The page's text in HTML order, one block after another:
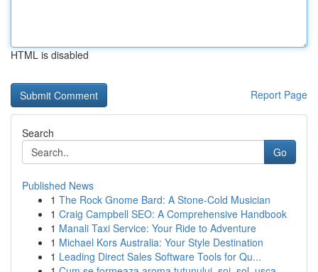
HTML is disabled
Report Page
Search
Go
Published News
1 The Rock Gnome Bard: A Stone-Cold Musician
1 Craig Campbell SEO: A Comprehensive Handbook
1 Manali Taxi Service: Your Ride to Adventure
1 Michael Kors Australia: Your Style Destination
1 Leading Direct Sales Software Tools for Qu...